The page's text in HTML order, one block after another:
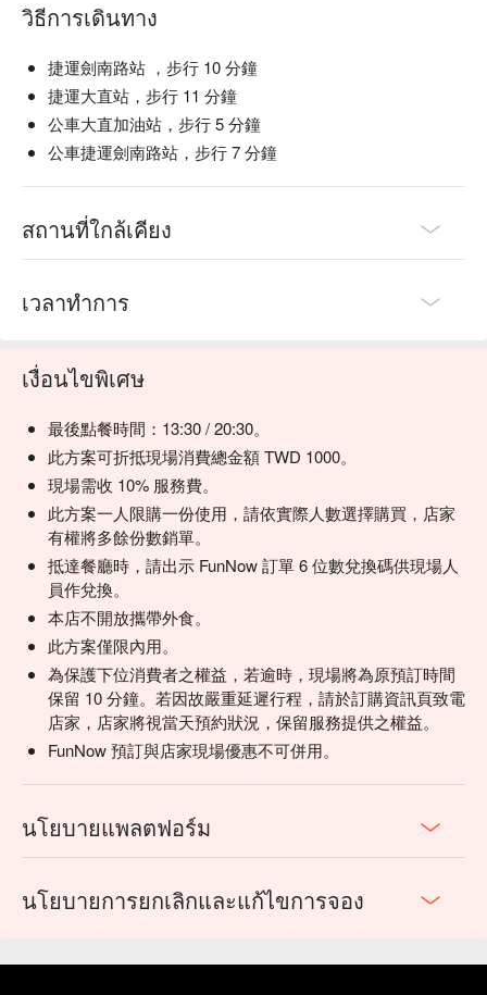
วิธีการเดินทาง
捷運劍南路站 ，步行 10 分鐘
捷運大直站，步行 11 分鐘
公車大直加油站，步行 5 分鐘
公車捷運劍南路站，步行 7 分鐘
สถานที่ใกล้เคียง
เวลาทำการ
เงื่อนไขพิเศษ
最後點餐時間：13:30 / 20:30。
此方案可折抵現場消費總金額 TWD 1000。
現場需收 10% 服務費。
此方案一人限購一份使用，請依實際人數選擇購買，店家
有權將多餘份數銷單。
抵達餐廳時，請出示 FunNow 訂單 6 位數兌換碼供現場人
員作兌換。
本店不開放攜帶外食。
此方案僅限內用。
為保護下位消費者之權益，若逾時，現場將為原預訂時間
保留 10 分鐘。若因故嚴重延遲行程，請於訂購資訊頁致電
店家，店家將視當天預約狀況，保留服務提供之權益。
FunNow 預訂與店家現場優惠不可併用。
นโยบายแพลตฟอร์ม
นโยบายการยกเลิกและแก้ไขการจอง